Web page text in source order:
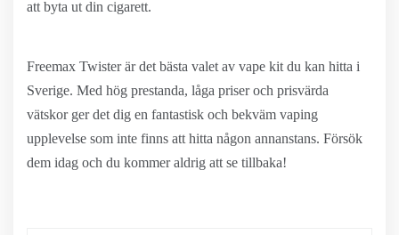
att byta ut din cigarett.
Freemax Twister är det bästa valet av vape kit du kan hitta i
Sverige. Med hög prestanda, låga priser och prisvärda
vätskor ger det dig en fantastisk och bekväm vaping
upplevelse som inte finns att hitta någon annanstans. Försök
dem idag och du kommer aldrig att se tillbaka!